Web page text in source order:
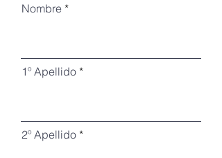
Nombre
1º Apellido
2º Apellido